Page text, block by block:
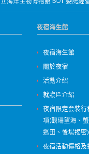
夜宿海生館
夜宿海生館
關於夜宿
活動介紹
就寢區介紹
夜宿限定套裝行
項(觀珊望海、
巡田、後場揭密)
夜宿活動價格及